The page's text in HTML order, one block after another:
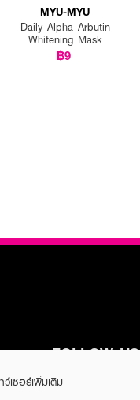
MYU-MYU
Daily Alpha Arbutin
Whitening Mask
฿9
เซอร์เพิ่มเติม
FOLLOW US